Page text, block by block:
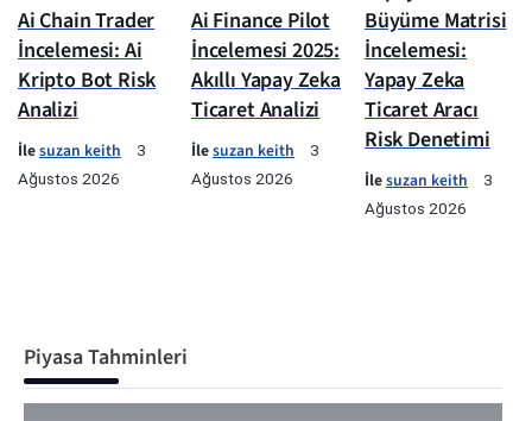
Ai Chain Trader
İncelemesi: Ai
Kripto Bot Risk
Analizi
İlesuzan keith
3
Ağustos 2026
Ai Finance Pilot
İncelemesi 2025:
Akıllı Yapay Zeka
Ticaret Analizi
İlesuzan keith
3
Ağustos 2026
Büyüme Matrisi
İncelemesi:
Yapay Zeka
Ticaret Aracı
Risk Denetimi
İlesuzan keith
3
Ağustos 2026
Piyasa Tahminleri